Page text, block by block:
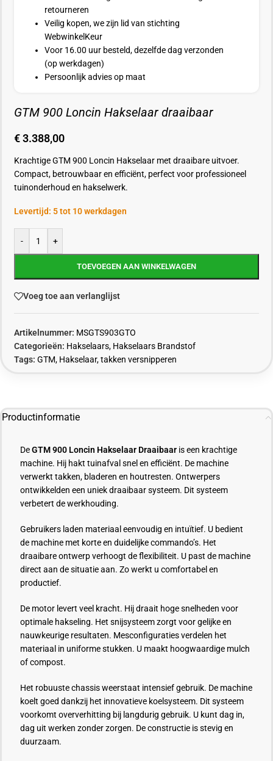
retourneren
Veilig kopen, we zijn lid van stichting
WebwinkelKeur
Voor 16.00 uur besteld, dezelfde dag verzonden
(op werkdagen)
Persoonlijk advies op maat
GTM 900 Loncin Hakselaar draaibaar
€3.388,00
Krachtige GTM 900 Loncin Hakselaar met draaibare uitvoer.
Compact, betrouwbaar en efficiënt, perfect voor professioneel
tuinonderhoud en hakselwerk.
Levertijd: 5 tot 10 werkdagen
- +
TOEVOEGEN AAN WINKELWAGEN
Voeg toe aan verlanglijst
Artikelnummer: MSGTS903GTO
Categorieën: Hakselaars, Hakselaars Brandstof
Tags: GTM, Hakselaar,takken versnipperen
Productinformatie
DeGTM 900 Loncin Hakselaar Draaibaar is een krachtige
machine. Hij hakt tuinafval snel en efficiënt. De machine
verwerkt takken, bladeren en houtresten. Ontwerpers
ontwikkelden een uniek draaibaar systeem. Dit systeem
verbetert de werkhouding.
Gebruikers laden materiaal eenvoudig en intuïtief. U bedient
de machine met korte en duidelijke commando’s. Het
draaibare ontwerp verhoogt de flexibiliteit. U past de machine
direct aan de situatie aan. Zo werkt u comfortabel en
productief.
De motor levert veel kracht. Hij draait hoge snelheden voor
optimale hakseling. Het snijsysteem zorgt voor gelijke en
nauwkeurige resultaten. Mesconfiguraties verdelen het
materiaal in uniforme stukken. U maakt hoogwaardige mulch
of compost.
Het robuuste chassis weerstaat intensief gebruik. De machine
koelt goed dankzij het innovatieve koelsysteem. Dit systeem
voorkomt oververhitting bij langdurig gebruik. U kunt dag in,
dag uit werken zonder zorgen. De constructie is stevig en
duurzaam.